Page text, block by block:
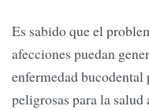
Es sabido que el
afecciones puedan
enfermedad
peligrosas para la